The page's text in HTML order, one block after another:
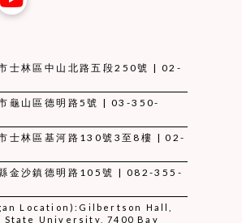
士林區中山北路五段250號 | 02-
龜山區德明路5號 | 03-350-
士林區基河路130號3至8樓 | 02-
金沙鎮德明路105號 | 082-355-
Location):Gilbertson Hall,
State University, 7400 Bay